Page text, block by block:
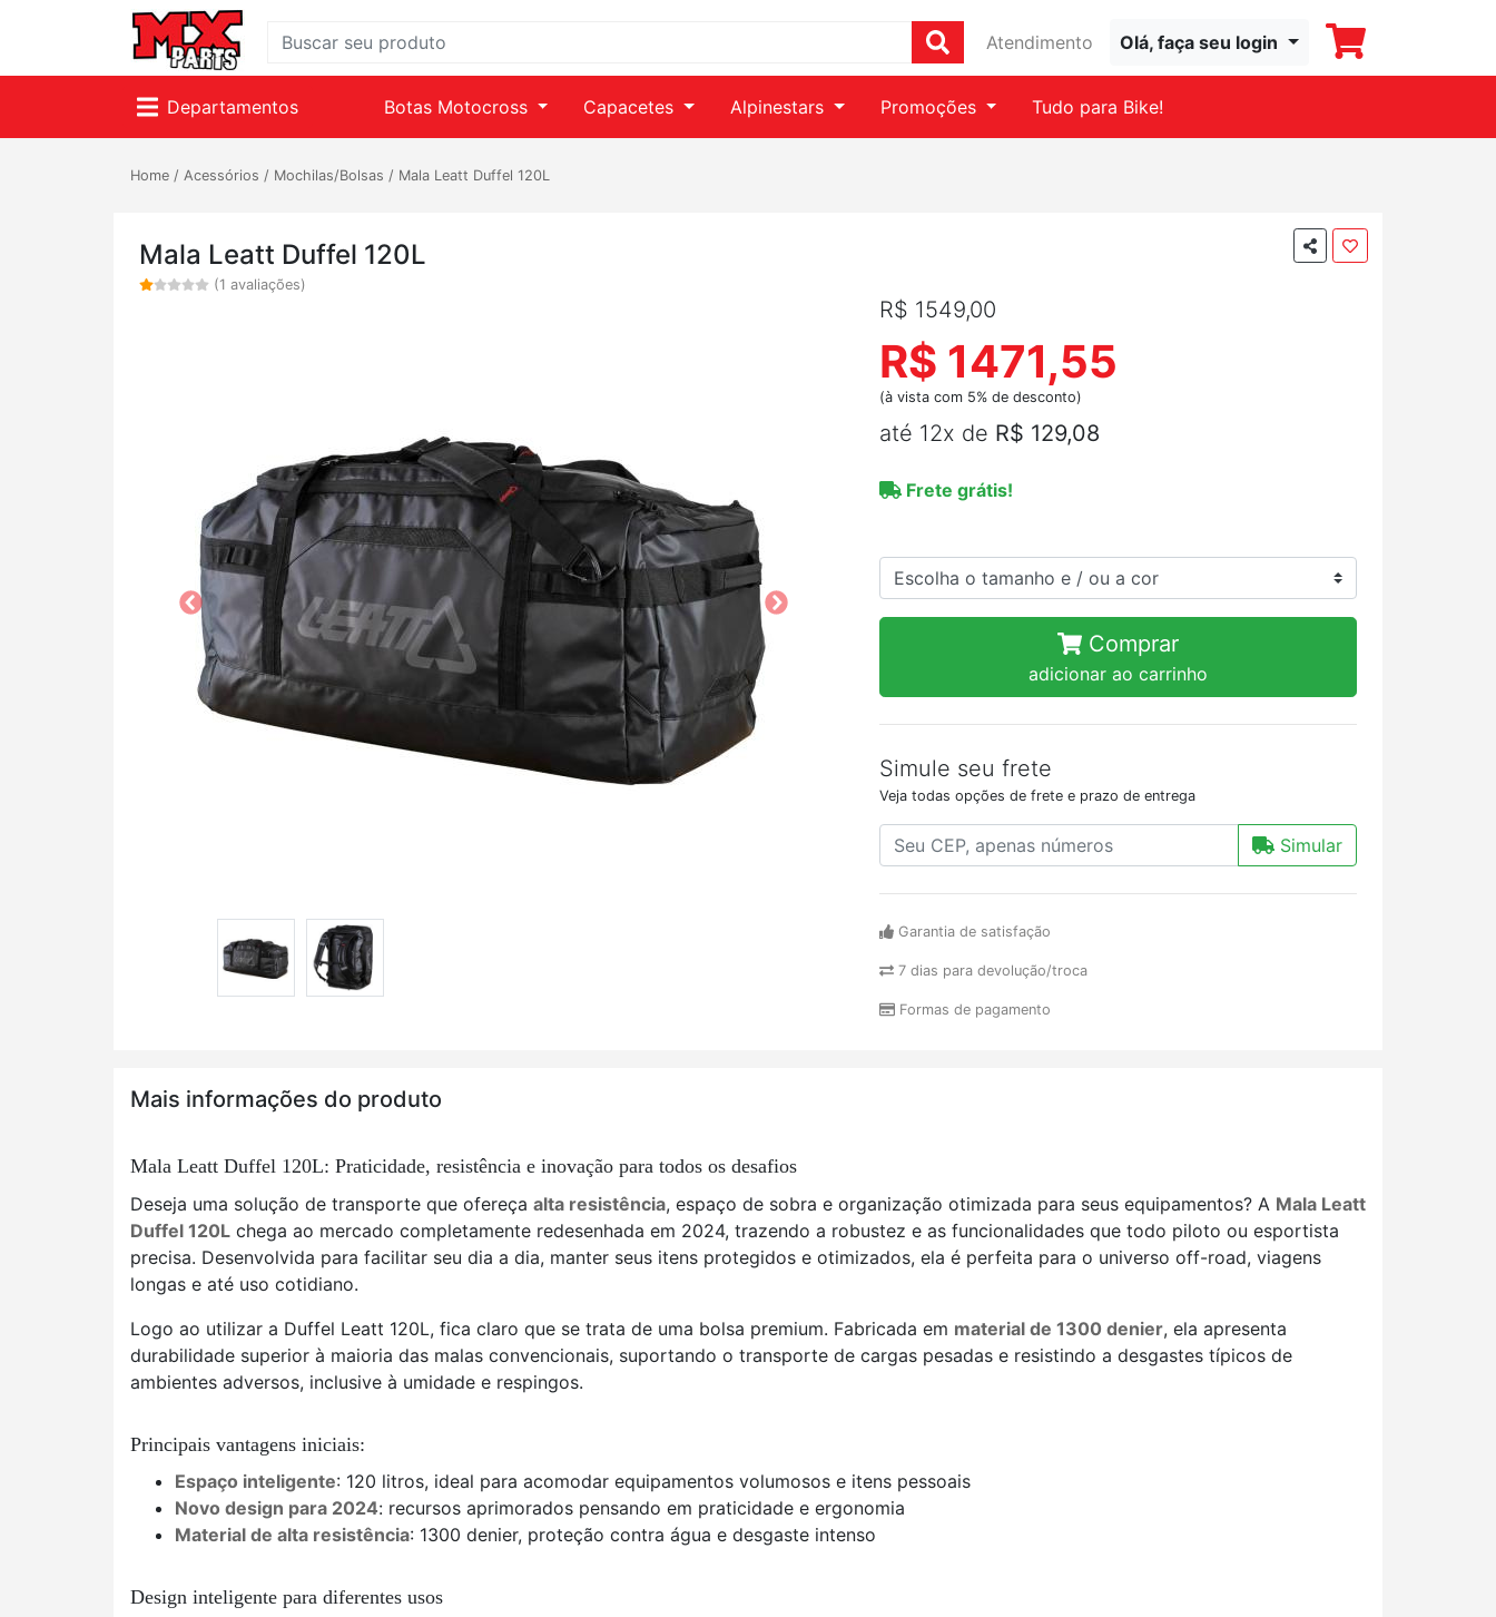
Atendimento Olá, faça seu login
Departamentos Botas Motocross Capacetes Alpinestars Promoções Tudo para Bike!
Home / Acessórios / Mochilas/Bolsas / Mala Leatt Duffel 120L
Mala Leatt Duffel 120L
(1 avaliações)
R$ 1549,00
R$ 1471,55
(à vista com 5% de desconto)
até 12x de R$ 129,08
Frete grátis!
Comprar
adicionar ao carrinho
Simule seu frete
Veja todas opções de frete e prazo de entrega
Simular
Garantia de satisfação
7 dias para devolução/troca
Formas de pagamento
Mais informações do produto
Mala Leatt Duffel 120L: Praticidade, resistência e inovação para todos os desafios
Deseja uma solução de transporte que ofereça alta resistência, espaço de sobra e organização otimizada para seus equipamentos? A Mala Leatt
Duffel 120L chega ao mercado completamente redesenhada em 2024, trazendo a robustez e as funcionalidades que todo piloto ou esportista
precisa. Desenvolvida para facilitar seu dia a dia, manter seus itens protegidos e otimizados, ela é perfeita para o universo off-road, viagens
longas e até uso cotidiano.
Logo ao utilizar a Duffel Leatt 120L, fica claro que se trata de uma bolsa premium. Fabricada em material de 1300 denier, ela apresenta
durabilidade superior à maioria das malas convencionais, suportando o transporte de cargas pesadas e resistindo a desgastes típicos de
ambientes adversos, inclusive à umidade e respingos.
Principais vantagens iniciais:
Espaço inteligente: 120 litros, ideal para acomodar equipamentos volumosos e itens pessoais
Novo design para 2024: recursos aprimorados pensando em praticidade e ergonomia
Material de alta resistência: 1300 denier, proteção contra água e desgaste intenso
Design inteligente para diferentes usos